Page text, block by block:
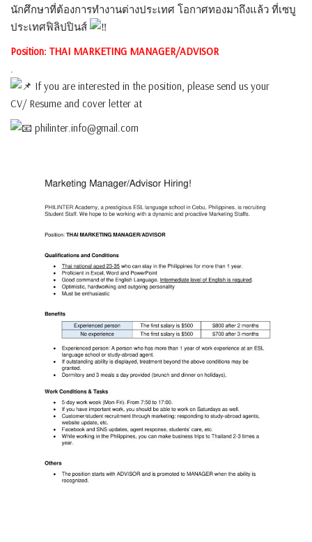
นักศึกษาที่ต้องการทำงานต่างประเทศ โอกาศทองมาถึงแล้ว ที่เซบู
ประเทศฟิลิปปินส์
Position: THAI MARKETING MANAGER/ADVISOR
.
If you are interested in the position, please send us your
CV/ Resume and cover letter at
philinter.info@gmail.com